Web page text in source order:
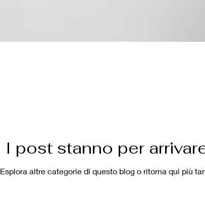
I post stanno per
Esplora altre categorie di questo blog o ritorna qui più